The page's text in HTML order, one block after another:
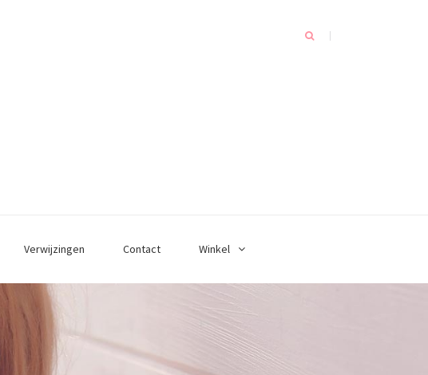
Verwijzingen Contact Winkel